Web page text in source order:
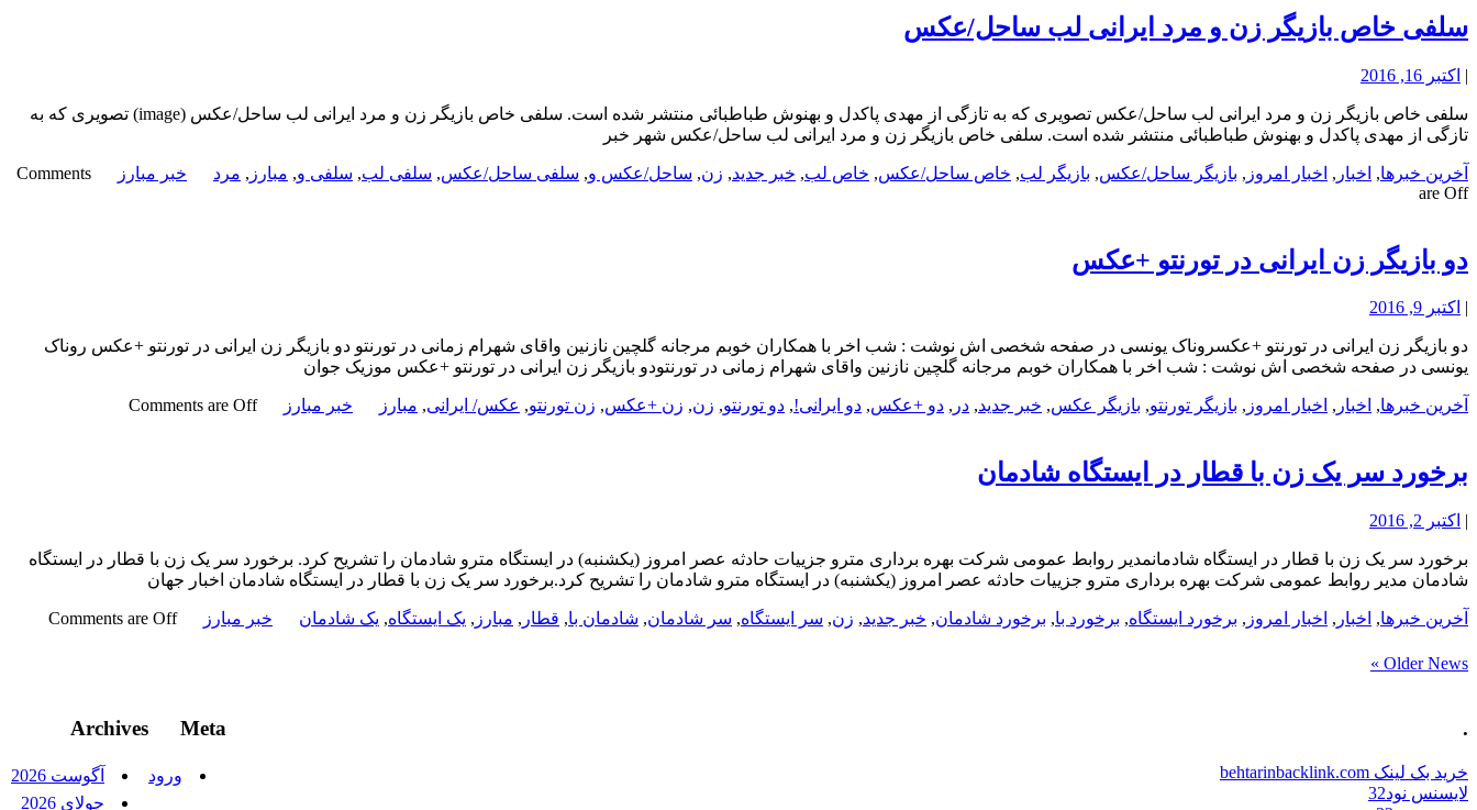
سلفی خاص بازیگر زن و مرد ایرانی لب ساحل/عکس
| اکتبر 16, 2016
سلفی خاص بازیگر زن و مرد ایرانی لب ساحل/عکس تصویری که به تازگی از مهدی پاکدل و بهنوش طباطبائی منتشر شده است. سلفی خاص بازیگر زن و مرد ایرانی لب ساحل/عکس (image) تصویری که به
تازگی از مهدی پاکدل و بهنوش طباطبائی منتشر شده است. سلفی خاص بازیگر زن و مرد ایرانی لب ساحل/عکس شهر خبر
آخرین خبرها, اخبار , اخبار امروز , بازیگر ساحل/عکس, بازیگر لب, خاص ساحل/عکس, خاص لب, خبر جدید, زن, ساحل/عکس و, سلفی ساحل/عکس, سلفی لب, سلفی و, مبارز , مرد خبر مبارز
Comments
are Off
دو بازیگر زن ایرانی در تورنتو +عکس
| اکتبر 9, 2016
دو بازیگر زن ایرانی در تورنتو +عکسروناک یونسی در صفحه شخصی اش نوشت : شب اخر با همکاران خوبم مرجانه گلچین نازنین واقاى شهرام زمانى در تورنتو دو بازیگر زن ایرانی در تورنتو +عکس روناک
یونسی در صفحه شخصی اش نوشت : شب اخر با همکاران خوبم مرجانه گلچین نازنین واقاى شهرام زمانى در تورنتودو بازیگر زن ایرانی در تورنتو +عکس موزیک جوان
آخرین خبرها, اخبار , اخبار امروز , بازیگر تورنتو, بازیگر عکس, خبر جدید, در , دو +عکس, دو ایرانی!, دو تورنتو, زن, زن +عکس, زن تورنتو, عکس/ ایرانی, مبارز خبر مبارز Comments are Off
برخورد سر یک زن با قطار در ایستگاه شادمان
| اکتبر 2, 2016
برخورد سر یک زن با قطار در ایستگاه شادمانمدیر روابط عمومی شرکت بهره برداری مترو جزییات حادثه عصر امروز (یکشنبه) در ایستگاه مترو شادمان را تشریح کرد. برخورد سر یک زن با قطار در ایستگاه
شادمان مدیر روابط عمومی شرکت بهره برداری مترو جزییات حادثه عصر امروز (یکشنبه) در ایستگاه مترو شادمان را تشریح کرد.برخورد سر یک زن با قطار در ایستگاه شادمان اخبار جهان
آخرین خبرها, اخبار , اخبار امروز , برخورد ایستگاه, برخورد با, برخورد شادمان, خبر جدید, زن, سر ایستگاه, سر شادمان, شادمان با, قطار , مبارز , یک ایستگاه, یک شادمان خبر مبارز Comments are Off
Older News »
Archives
آگوست 2026
جولای 2026
Meta
ورود
.
خرید بک لینک behtarinbacklink.com
لایسنس نود32